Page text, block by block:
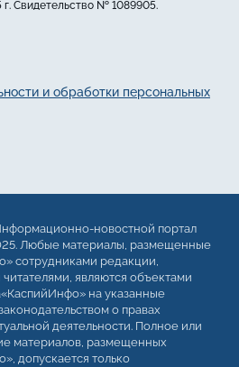
Свидетельство № 1089905.
и обработки персональных
новостной портал
Любые материалы, размещенные
сотрудниками редакции,
являются объектами
на указанные
о правах
деятельности. Полное или
материалов, размещенных
допускается только